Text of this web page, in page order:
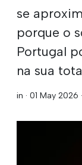
se
porque o
Portugal
na sua
in · 01 May 2026 ·